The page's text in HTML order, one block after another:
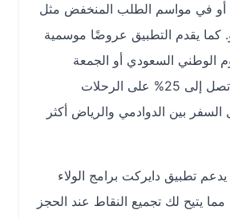
مواسم الطلب المنخفض مثل
التطبيق عروضًا موسمية
السعودي أو الجمعة
البيضاء، والتي قد تصل إلى 25% على الرحلات
بين الدوادمي والرياض أكثر
دايركت برامج الولاء
لك تجميع النقاط عند الحجز